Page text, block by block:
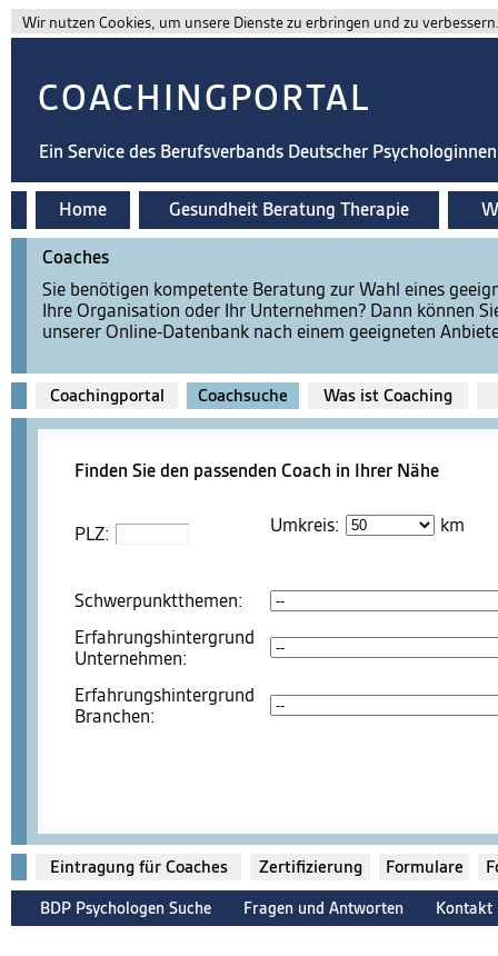
Wir nutzen Cookies, um unsere Dienste zu erbringen und zu
COACHINGPORTAL
Ein Service des Berufsverbands Deutscher
Home Gesundheit Beratung Therapie
Coaches
Sie benötigen kompetente Beratung zur Wahl eines
Ihre Organisation oder Ihr Unternehmen? Dann können
unserer Online-Datenbank nach einem geeigneten
Coachingportal Coachsuche Was ist Coaching
Finden Sie den passenden Coach in Ihrer Nähe
PLZ: Umkreis: km
Schwerpunktthemen:
Erfahrungshintergrund
Unternehmen:
Erfahrungshintergrund
Branchen:
Eintragung für Coaches Zertifizierung Formulare
BDP Psychologen Suche Fragen und Antworten Kontakt